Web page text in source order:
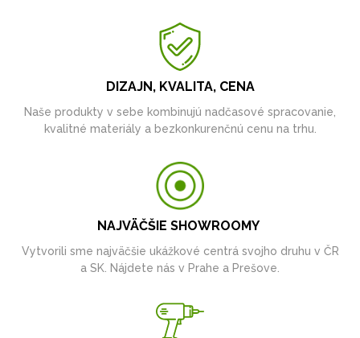
DIZAJN, KVALITA, CENA
Naše produkty v sebe kombinujú nadčasové spracovanie,
kvalitné materiály a bezkonkurenčnú cenu na trhu.
NAJVÄČŠIE SHOWROOMY
Vytvorili sme najväčšie ukážkové centrá svojho druhu v ČR
a SK. Nájdete nás v Prahe a Prešove.